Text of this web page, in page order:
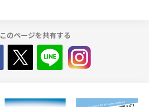
このページを共有する